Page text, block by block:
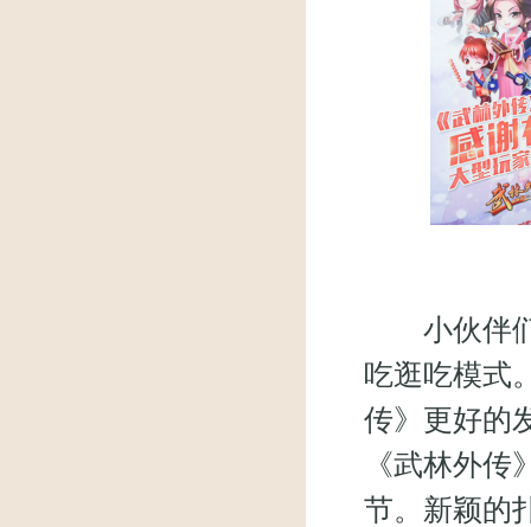
小伙伴们
吃逛吃模式
传》更好的
《武林外
节。新颖的